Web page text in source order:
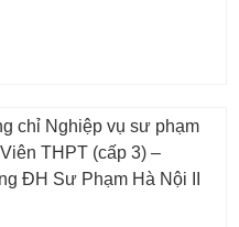
chỉ Nghiệp vụ sư phạm
THPT (cấp 3) –
ĐH Sư Phạm Hà Nội II